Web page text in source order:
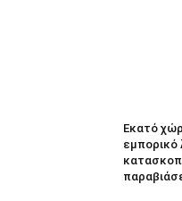
Εκατό
εμπορικό